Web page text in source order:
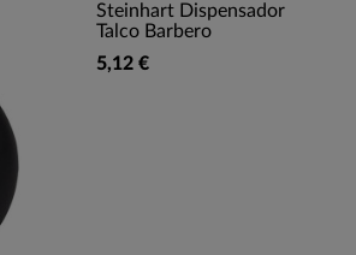
Steinhart Dispensador
Talco Barbero
5,12 €